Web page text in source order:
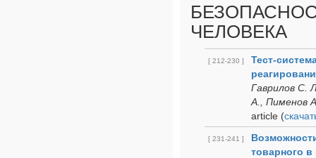
ЧЕЛОВЕКА
[ 212-230 ]
Тест-
Гаврилов C.
А., Пименов
article (
[ 231-241 ]
товарного в